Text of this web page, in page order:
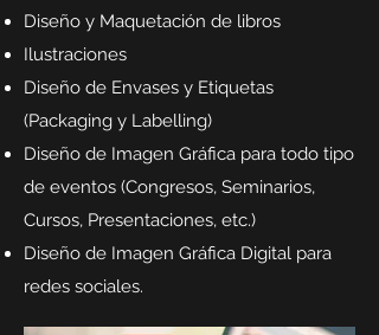
Diseño y Maquetación de libros
Ilustraciones
Diseño de Envases y Etiquetas
(Packaging y Labelling)
Diseño de Imagen Gráfica para todo tipo
de eventos (Congresos, Seminarios,
Cursos, Presentaciones, etc.)
Diseño de Imagen Gráfica Digital para
redes sociales.